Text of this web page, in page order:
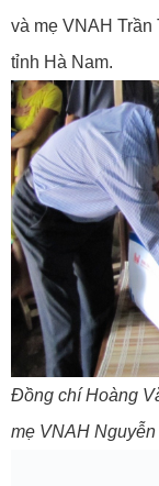
và mẹ VNAH
tỉnh Hà Nam.
Đồng chí Hoàng
mẹ VNAH